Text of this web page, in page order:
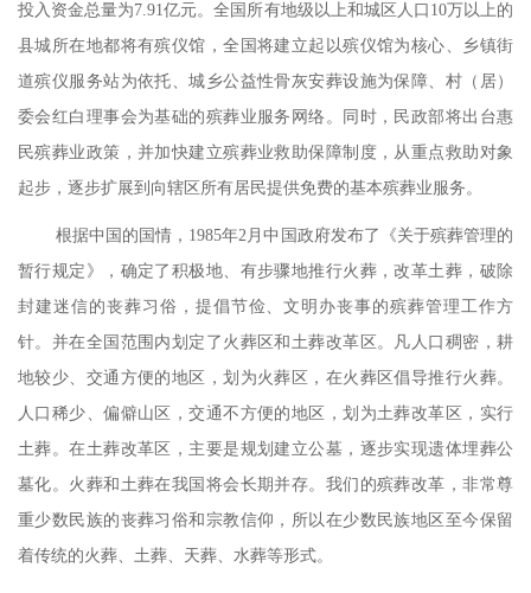
投入资金总量为7.91亿元。全国所有地级以上和城区人口 10万以上的
县城所在地都将有殡仪馆，全国将建立起以殡仪馆为核心、乡镇街
道殡仪服务站为依托、城乡公益性骨灰安葬设施为保障、村（居）
委会红白理事会为基础的殡葬业服务网络。同时，民政部将出台惠
民殡葬业政策，并加快建立殡葬业救助保障制度，从重点救助对象
起步，逐步扩展到向辖区所有居民提供免费的基本殡葬业服务。
根据中国的国情， 1985年2月中国政府发布了《关于殡葬管理的
暂行规定》，确定了积极地、有步骤地推行火葬，改革土葬，破除
封建迷信的丧葬习俗，提倡节俭、文明办丧事的殡葬管理工作方
针。并在全国范围内划定了火葬区和土葬改革区。凡人口稠密，耕
地较少、交通方便的地区，划为火葬区，在火葬区倡导推行火葬。
人口稀少、偏僻山区，交通不方便的地区，划为土葬改革区，实行
土葬。在土葬改革区，主要是规划建立公墓，逐步实现遗体埋葬公
墓化。火葬和土葬在我国将会长期并存。我们的殡葬改革，非常尊
重少数民族的丧葬习俗和宗教信仰，所以在少数民族地区至今保留
着传统的火葬、土葬、天葬、水葬等形式。